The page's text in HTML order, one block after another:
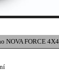
NOVA FORCE